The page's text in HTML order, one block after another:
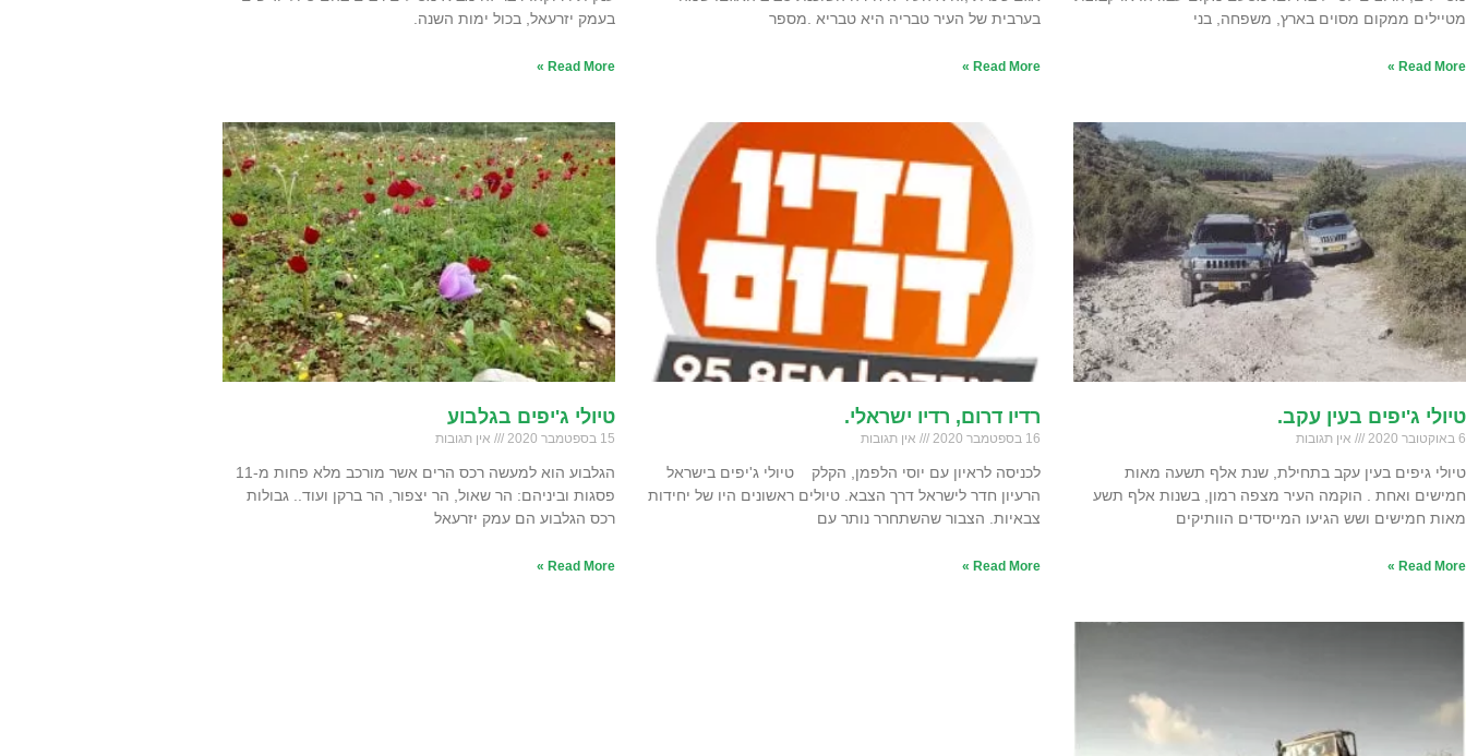
מטיילים ממקום מסוים בארץ, משפחה, בני
Read More »
בערבית של העיר טבריה היא טבריא .מספר
Read More »
בעמק יזרעאל, בכול ימות השנה.
Read More »
טיולי ג'יפים בעין עקב.
6 באוקטובר 2020 אין תגובות
טיולי גיפים בעין עקב בתחילת, שנת אלף תשעה מאות
חמישים ואחת . הוקמה העיר מצפה רמון, בשנות אלף תשע
מאות חמישים ושש הגיעו המייסדים הוותיקים
Read More »
רדיו דרום, רדיו ישראלי.
16 בספטמבר 2020 אין תגובות
לכניסה לראיון עם יוסי הלפמן, הקלק טיולי ג'יפים בישראל
הרעיון חדר לישראל דרך הצבא. טיולים ראשונים היו של יחידות
צבאיות. הצבור שהשתחרר נותר עם
Read More »
טיולי ג'יפים בגלבוע
15 בספטמבר 2020 אין תגובות
הגלבוע הוא למעשה רכס הרים אשר מורכב מלא פחות מ-11
פסגות וביניהם: הר שאול, הר יצפור, הר ברקן ועוד.. גבולות
רכס הגלבוע הם עמק יזרעאל
Read More »